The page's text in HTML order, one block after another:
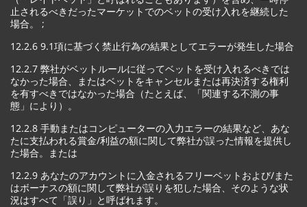
止されるべきだったマーケットでのベットの受け入れを継続した
場合。 ;
12.2.6 9.1項に基づく禁止行為の結果としてエラーが発生した場合
12.2.7 弊社がベットルールに従ってベットを受け入れるべきでは
なかった場合、またはベットをキャンセルまたは再決済する権利
を有すべきではなかった場合（たとえば、「関連する不測の事
態」により）。
12.2.8 手動またはコンピューターの入力エラーの結果など、あな
たに支払われる賞金/利益の額に関して弊社が誤った情報を提供し
た場合。または
12.2.9 あなたのアカウントに入金されるフリーベットおよび/また
はボーナスの額に関して弊社が誤りを犯した場合、そのような状
況はすべて「誤り」と呼ばれます。